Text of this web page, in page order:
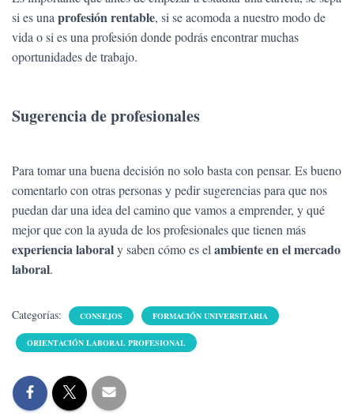
si es una profesión rentable, si se acomoda a nuestro modo de
vida o si es una profesión donde podrás encontrar muchas
oportunidades de trabajo.
Sugerencia de profesionales
Para tomar una buena decisión no solo basta con pensar. Es bueno
comentarlo con otras personas y pedir sugerencias para que nos
puedan dar una idea del camino que vamos a emprender, y qué
mejor que con la ayuda de los profesionales que tienen más
experiencia laboraly saben cómo es el ambiente en el mercado
laboral.
Categorías: CONSEJOS FORMACIÓN UNIVERSITARIA
ORIENTACIÓN LABORAL PROFESIONAL